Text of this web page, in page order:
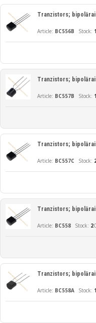
BC556B
Tranzistors;
BC557B
Tranzistors;
BC557C
Tranzistors;
BC558
Tranzistors;
2
BC558A
Tranzistors;